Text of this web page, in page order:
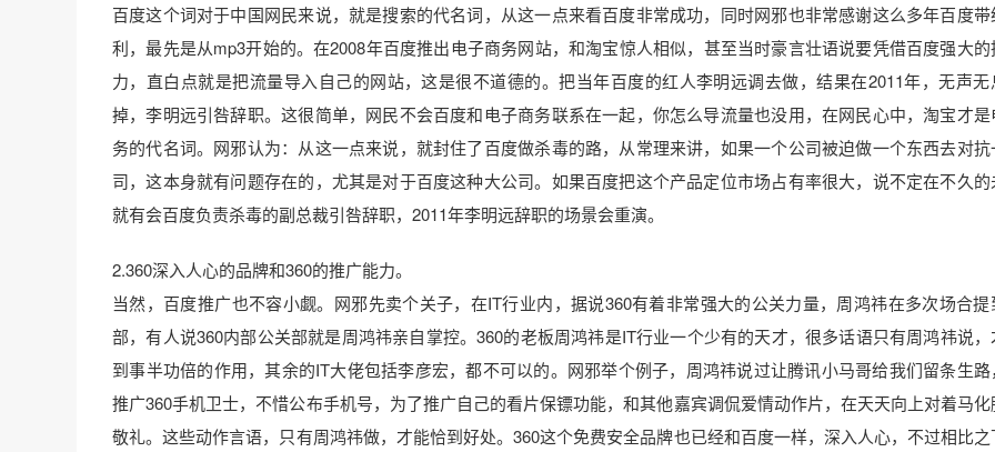
百度这个词对于中国网民来说，就是搜索的代名词，从这一点来看百度非常成功，同时网邪也非常感谢这么多年百度
利，最先是从mp3开始的。在2008年百度推出电子商务网站，和淘宝惊人相似，甚至当时豪言壮语说要凭借百度强大
力，直白点就是把流量导入自己的网站，这是很不道德的。把当年百度的红人李明远调去做，结果在2011年，无声无
掉，李明远引咎辞职。这很简单，网民不会百度和电子商务联系在一起，你怎么导流量也没用，在网民心中，淘宝才
务的代名词。网邪认为：从这一点来说，就封住了百度做杀毒的路，从常理来讲，如果一个公司被迫做一个东西去对
司，这本身就有问题存在的，尤其是对于百度这种大公司。如果百度把这个产品定位市场占有率很大，说不定在不久
就有会百度负责杀毒的副总裁引咎辞职，2011年李明远辞职的场景会重演。
2.360深入人心的品牌和360的推广能力。
当然，百度推广也不容小觑。网邪先卖个关子，在IT行业内，据说360有着非常强大的公关力量，周鸿祎在多次场合提
部，有人说360内部公关部就是周鸿祎亲自掌控。360的老板周鸿祎是IT行业一个少有的天才，很多话语只有周鸿祎说
到事半功倍的作用，其余的IT大佬包括李彦宏，都不可以的。网邪举个例子，周鸿祎说过让腾讯小马哥给我们留条生
推广360手机卫士，不惜公布手机号，为了推广自己的看片保镖功能，和其他嘉宾调侃爱情动作片，在天天向上对着马
敬礼。这些动作言语，只有周鸿祎做，才能恰到好处。360这个免费安全品牌也已经和百度一样，深入人心，不过相比